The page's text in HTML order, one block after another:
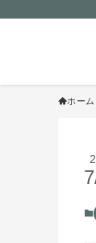
ホーム